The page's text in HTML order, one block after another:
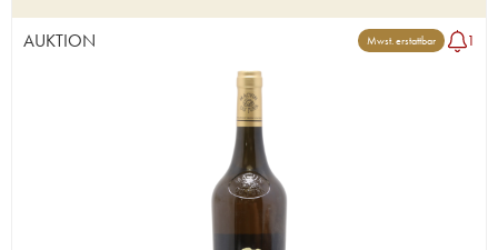
AUKTION Mwst. erstattbar 1